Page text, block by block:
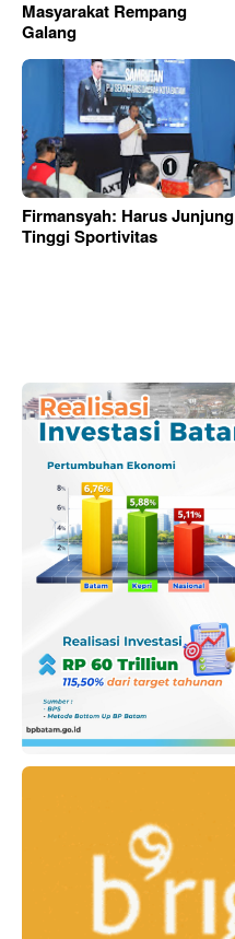
Masyarakat Rempang
Galang
Firmansyah: Harus Junjung
Tinggi Sportivitas